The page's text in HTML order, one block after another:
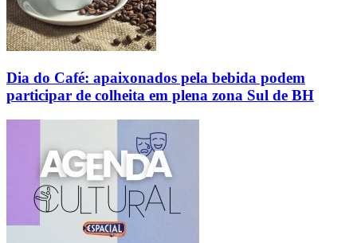
Dia do Café: apaixonados pela bebida podem
participar de colheita em plena zona Sul de BH